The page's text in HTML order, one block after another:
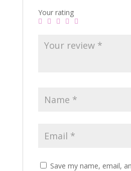
Your rating
Save my name, email,